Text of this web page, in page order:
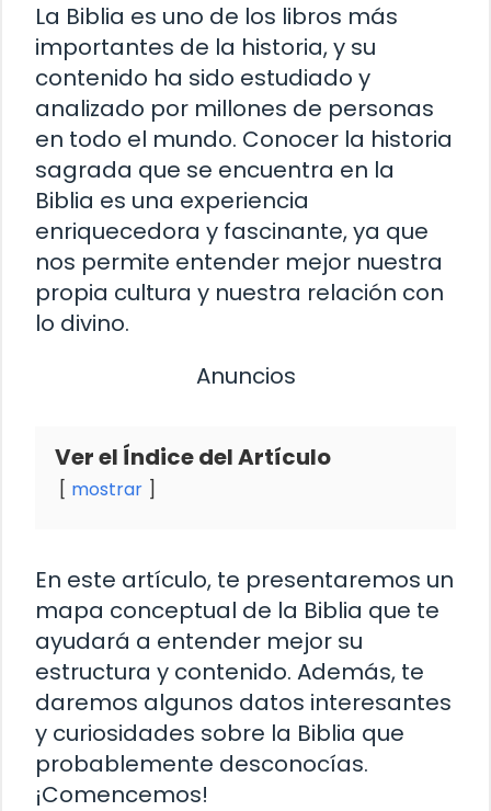
La Biblia es uno de los libros más
importantes de la historia, y su
contenido ha sido estudiado y
analizado por millones de personas
en todo el mundo. Conocer la historia
sagrada que se encuentra en la
Biblia es una experiencia
enriquecedora y fascinante, ya que
nos permite entender mejor nuestra
propia cultura y nuestra relación con
lo divino.
Anuncios
Ver el Índice del Artículo
mostrar
En este artículo, te presentaremos un
mapa conceptual de la Biblia que te
ayudará a entender mejor su
estructura y contenido. Además, te
daremos algunos datos interesantes
y curiosidades sobre la Biblia que
probablemente desconocías.
¡Comencemos!